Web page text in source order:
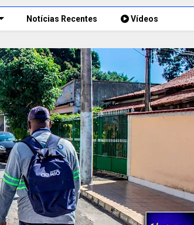
Notícias Recentes Vídeos